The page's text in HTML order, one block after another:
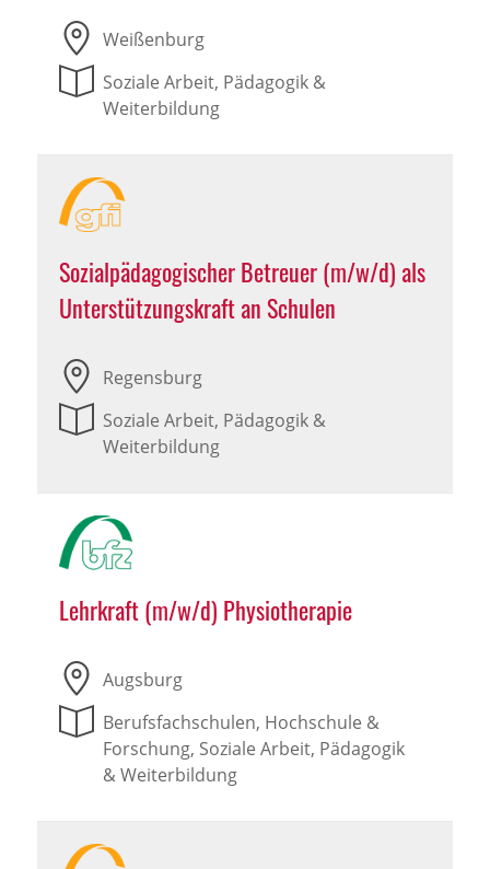
Weißenburg
Soziale Arbeit, Pädagogik &
Weiterbildung
Sozialpädagogischer Betreuer (m/w/d) als
Unterstützungskraft an Schulen
Regensburg
Soziale Arbeit, Pädagogik &
Weiterbildung
Lehrkraft (m/w/d) Physiotherapie
Augsburg
Berufsfachschulen, Hochschule &
Forschung, Soziale Arbeit, Pädagogik
& Weiterbildung